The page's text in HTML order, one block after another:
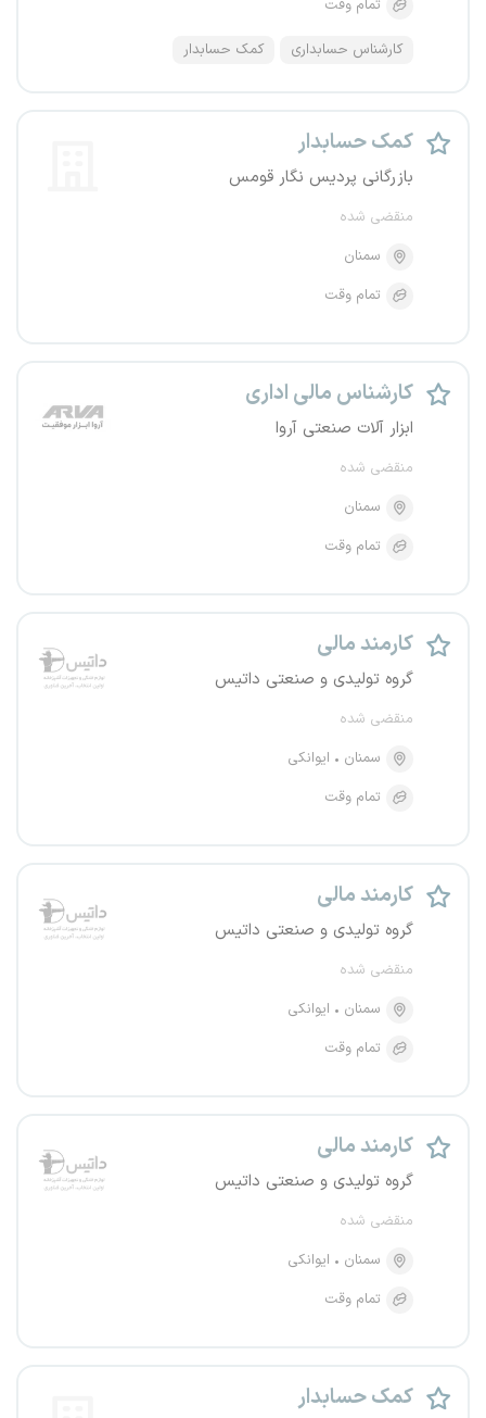
تمام وقت
کارشناس حسابداری کمک حسابدار
کمک حسابدار
بازرگانی پردیس نگار قومس
منقضی شده
سمنان
تمام وقت
کارشناس مالی اداری
ابزار آلات صنعتی آروا
منقضی شده
سمنان
تمام وقت
کارمند مالی
گروه تولیدی و صنعتی داتیس
منقضی شده
سمنان
ایوانکی
تمام وقت
کارمند مالی
گروه تولیدی و صنعتی داتیس
منقضی شده
سمنان
ایوانکی
تمام وقت
کارمند مالی
گروه تولیدی و صنعتی داتیس
منقضی شده
سمنان
ایوانکی
تمام وقت
کمک حسابدار